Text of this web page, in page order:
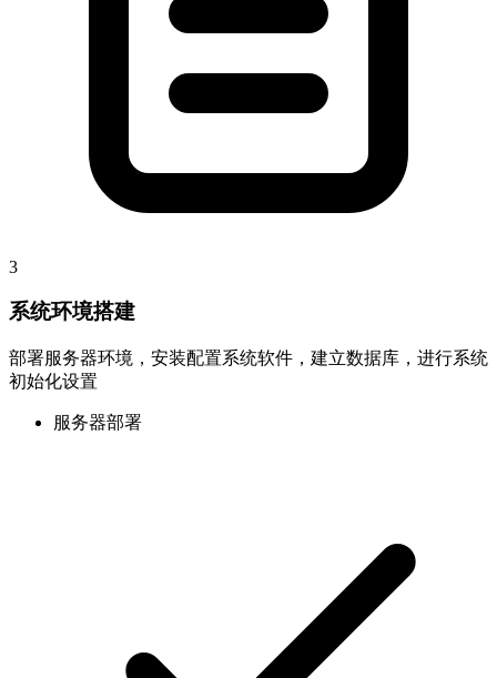
3
系统环境搭建
部署服务器环境，安装配置系统软件，建立数据库，进行系统
初始化设置
服务器部署